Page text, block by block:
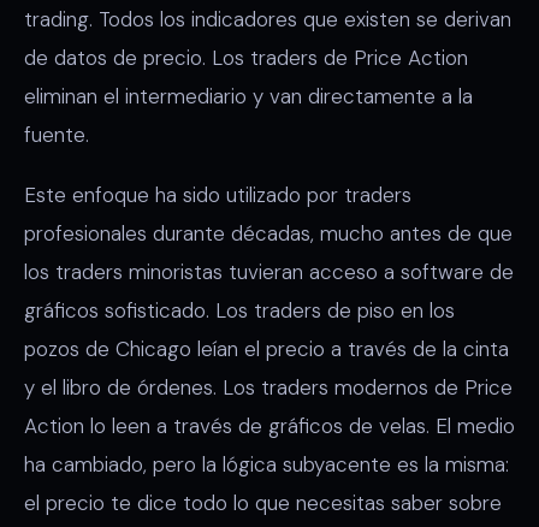
trading. Todos los indicadores que existen se derivan
de datos de precio. Los traders de Price Action
eliminan el intermediario y van directamente a la
fuente.
Este enfoque ha sido utilizado por traders
profesionales durante décadas, mucho antes de que
los traders minoristas tuvieran acceso a software de
gráficos sofisticado. Los traders de piso en los
pozos de Chicago leían el precio a través de la cinta
y el libro de órdenes. Los traders modernos de Price
Action lo leen a través de gráficos de velas. El medio
ha cambiado, pero la lógica subyacente es la misma:
el precio te dice todo lo que necesitas saber sobre